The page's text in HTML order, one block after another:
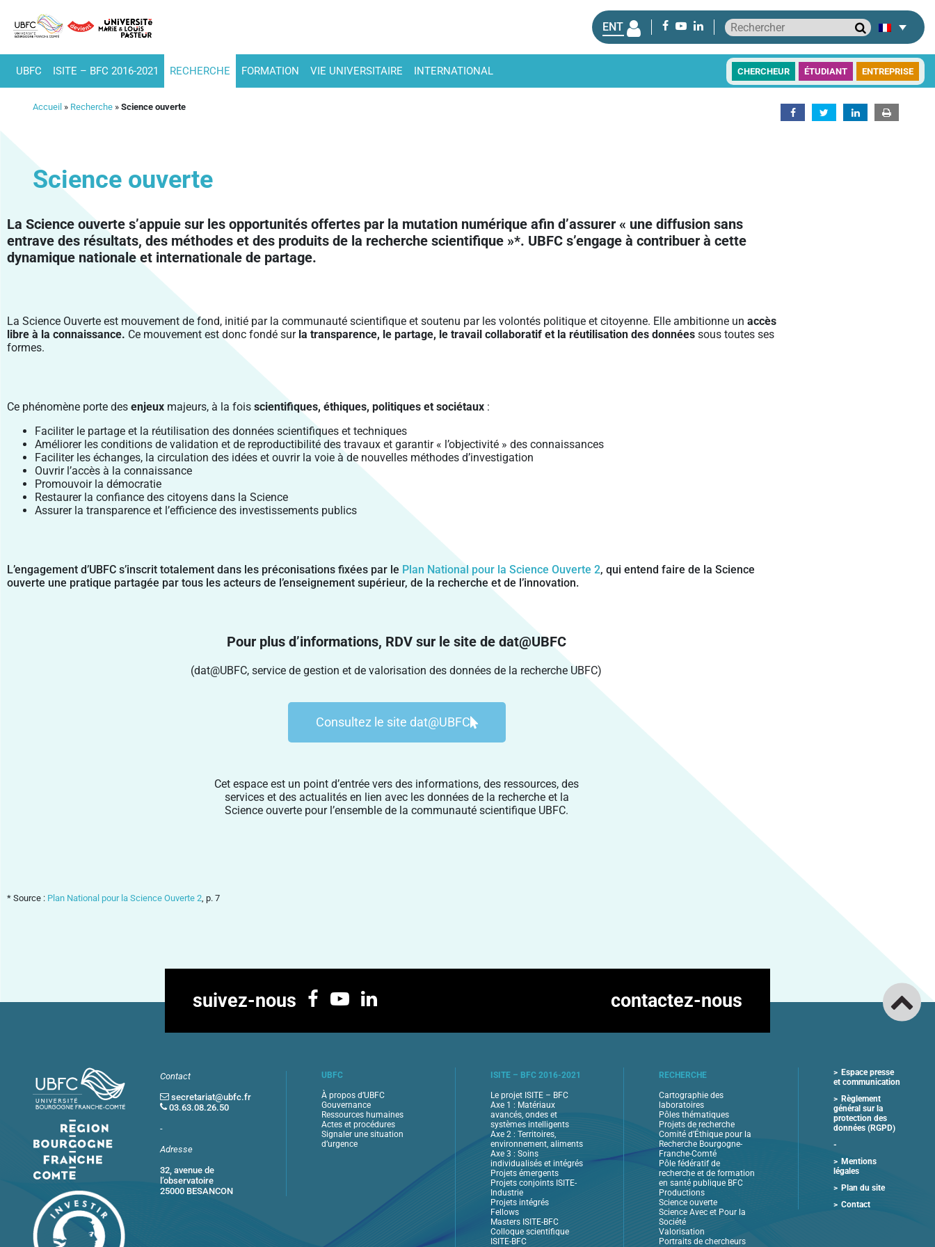
ENT
UBFC ISITE – BFC 2016-2021 RECHERCHE FORMATION VIE UNIVERSITAIRE INTERNATIONAL CHERCHEUR ÉTUDIANT ENTREPRISE
Accueil » Recherche » Science ouverte
Science ouverte
La Science ouverte s’appuie sur les opportunités offertes par la mutation numérique afin d’assurer « une diffusion sans
entrave des résultats, des méthodes et des produits de la recherche scientifique »*. UBFC s’engage à contribuer à cette
dynamique nationale et internationale de partage.
La Science Ouverte est mouvement de fond, initié par la communauté scientifique et soutenu par les volontés politique et citoyenne. Elle ambitionne un accès
libre à la connaissance. Ce mouvement est donc fondé sur la transparence, le partage, le travail collaboratif et la réutilisation des données sous toutes ses
formes.
Ce phénomène porte des enjeux majeurs, à la fois scientifiques, éthiques, politiques et sociétaux :
Faciliter le partage et la réutilisation des données scientifiques et techniques
Améliorer les conditions de validation et de reproductibilité des travaux et garantir « l’objectivité » des connaissances
Faciliter les échanges, la circulation des idées et ouvrir la voie à de nouvelles méthodes d’investigation
Ouvrir l’accès à la connaissance
Promouvoir la démocratie
Restaurer la confiance des citoyens dans la Science
Assurer la transparence et l’efficience des investissements publics
L’engagement d’UBFC s’inscrit totalement dans les préconisations fixées par le Plan National pour la Science Ouverte 2, qui entend faire de la Science
ouverte une pratique partagée par tous les acteurs de l’enseignement supérieur, de la recherche et de l’innovation.
Pour plus d’informations, RDV sur le site de dat@UBFC
(dat@UBFC, service de gestion et de valorisation des données de la recherche UBFC)
Consultez le site dat@UBFC
Cet espace est un point d’entrée vers des informations, des ressources, des
services et des actualités en lien avec les données de la recherche et la
Science ouverte pour l’ensemble de la communauté scientifique UBFC.
* Source : Plan National pour la Science Ouverte 2, p. 7
suivez-nous contactez-nous
Contact
secretariat@ubfc.fr
03.63.08.26.50
-
Adresse
32, avenue de
l’observatoire
25000 BESANCON
UBFC
À propos d’UBFC
Gouvernance
Ressources humaines
Actes et procédures
Signaler une situation
d’urgence
ISITE – BFC 2016-2021
Le projet ISITE – BFC
Axe 1 : Matériaux
avancés, ondes et
systèmes intelligents
Axe 2 : Territoires,
environnement, aliments
Axe 3 : Soins
individualisés et intégrés
Projets émergents
Projets conjoints ISITE-
Industrie
Projets intégrés
Fellows
Masters ISITE-BFC
Colloque scientifique
ISITE-BFC
RECHERCHE
Cartographie des
laboratoires
Pôles thématiques
Projets de recherche
Comité d’Éthique pour la
Recherche Bourgogne-
Franche-Comté
Pôle fédératif de
recherche et de formation
en santé publique BFC
Productions
Science ouverte
Science Avec et Pour la
Société
Valorisation
Portraits de chercheurs
Espace presse
et communication
Règlement
général sur la
protection des
données (RGPD)
Mentions
légales
Plan du site
Contact